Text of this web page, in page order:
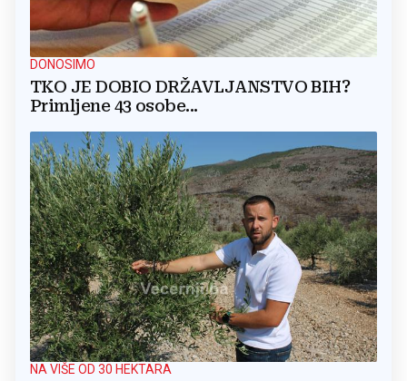
DONOSIMO
TKO JE DOBIO DRŽAVLJANSTVO BIH?
Primljene 43 osobe...
NA VIŠE OD 30 HEKTARA